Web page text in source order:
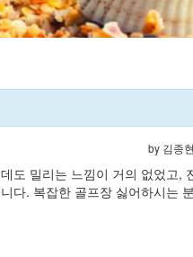
by 김종현
도 밀리는 느낌이 거의 없었고,
다. 복잡한 골프장 싫어하시는